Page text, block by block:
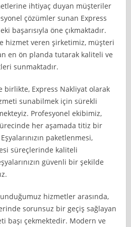
ihtiyaç duyan müşteriler
çözümler sunan Express
başarısıyla öne çıkmaktadır.
hizmet veren şirketimiz, müşteri
en ön planda tutarak kaliteli ve
sunmaktadır.
birlikte, Express Nakliyat olarak
sunabilmek için sürekli
Profesyonel ekibimiz,
her aşamada titiz bir
paketlenmesi,
süreçlerinde kaliteli
güvenli bir şekilde
hizmetler arasında,
sorunsuz bir geçiş sağlayan
başı çekmektedir. Modern ve